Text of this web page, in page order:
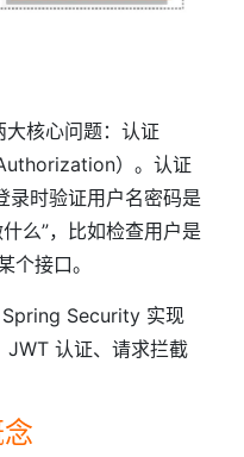
核心问题：认证
）。认证
录时验证用户名密码是
么”，比如检查用户是
个接口。
Security 实现
JWT 认证、请求拦截